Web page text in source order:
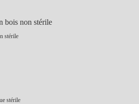
stérile
stérile